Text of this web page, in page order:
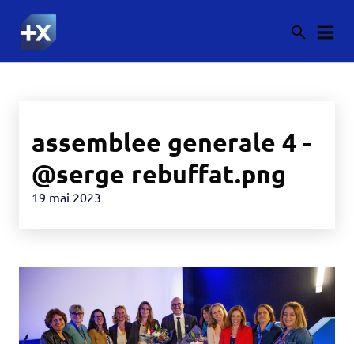
assemblee generale 4 -
@serge rebuffat.png
19 mai 2023